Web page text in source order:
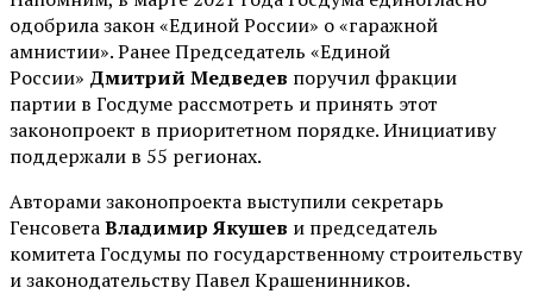
одобрила закон «Единой России» о «гаражной
амнистии». Ранее Председатель «Единой
России» Дмитрий Медведев поручил фракции
партии в Госдуме рассмотреть и принять этот
законопроект в приоритетном порядке. Инициативу
поддержали в 55 регионах.
Авторами законопроекта выступили секретарь
ГенсоветаВладимир Якушев и председатель
комитета Госдумы по государственному строительству
и законодательству Павел Крашенинников.